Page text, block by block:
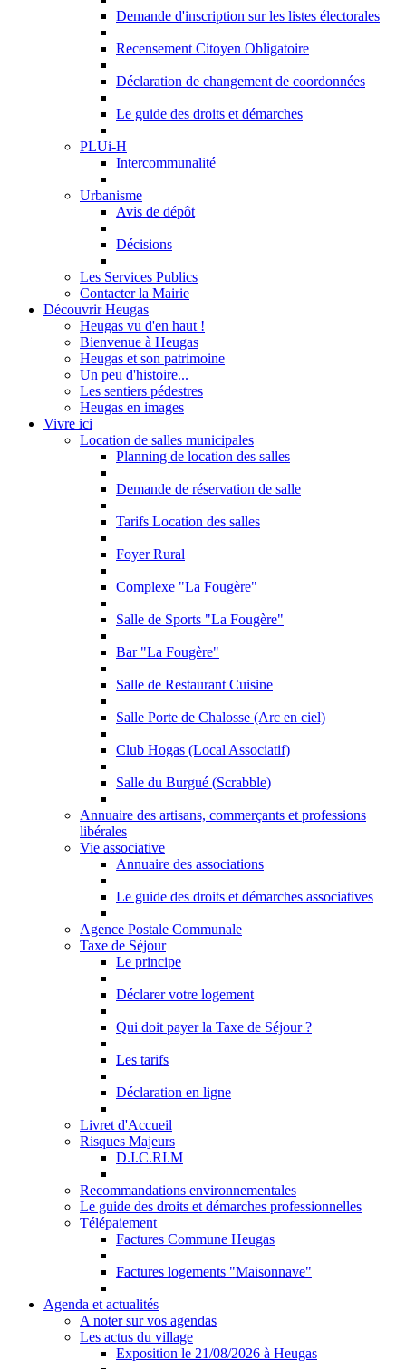
Demande d'inscription sur les listes électorales
Recensement Citoyen Obligatoire
Déclaration de changement de coordonnées
Le guide des droits et démarches
PLUi-H
Intercommunalité
Urbanisme
Avis de dépôt
Décisions
Les Services Publics
Contacter la Mairie
Découvrir Heugas
Heugas vu d'en haut !
Bienvenue à Heugas
Heugas et son patrimoine
Un peu d'histoire...
Les sentiers pédestres
Heugas en images
Vivre ici
Location de salles municipales
Planning de location des salles
Demande de réservation de salle
Tarifs Location des salles
Foyer Rural
Complexe "La Fougère"
Salle de Sports "La Fougère"
Bar "La Fougère"
Salle de Restaurant Cuisine
Salle Porte de Chalosse (Arc en ciel)
Club Hogas (Local Associatif)
Salle du Burgué (Scrabble)
Annuaire des artisans, commerçants et professions
libérales
Vie associative
Annuaire des associations
Le guide des droits et démarches associatives
Agence Postale Communale
Taxe de Séjour
Le principe
Déclarer votre logement
Qui doit payer la Taxe de Séjour ?
Les tarifs
Déclaration en ligne
Livret d'Accueil
Risques Majeurs
D.I.C.RI.M
Recommandations environnementales
Le guide des droits et démarches professionnelles
Télépaiement
Factures Commune Heugas
Factures logements "Maisonnave"
Agenda et actualités
A noter sur vos agendas
Les actus du village
Exposition le 21/08/2026 à Heugas